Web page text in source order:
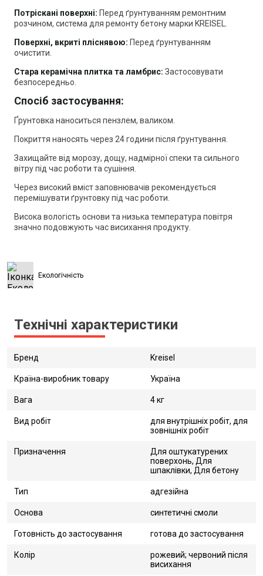
Потріскані поверхні: Перед ґрунтуванням ремонтним
розчином, система для ремонту бетону марки KREISEL.
Поверхні, вкриті пліснявою: Перед ґрунтуванням
очистити.
Стара керамічна плитка та ламбрис: Застосовувати
безпосередньо.
Спосіб застосування:
Ґрунтовка наноситься пензлем, валиком.
Покриття наносять через 24 години після ґрунтування.
Захищайте від морозу, дощу, надмірної спеки та сильного
вітру під час роботи та сушіння.
Через високий вміст заповнювачів рекомендується
перемішувати ґрунтовку під час роботи.
Висока вологість основи та низька температура повітря
значно подовжують час висихання продукту.
Екологічність
Технічні характеристики
Бренд Kreisel
Країна-виробник товару Україна
Вага 4 кг
Вид робіт
для внутрішніх робіт, для
зовнішніх робіт
Призначення
Для оштукатурених
поверхонь, Для
шпаклівки, Для бетону
Тип адгезійна
Основа синтетичні смоли
Готовність до застосування готова до застосування
Колір
рожевий; червоний після
висихання